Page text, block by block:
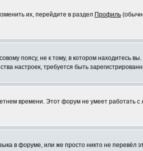
их, перейдите в раздел Профиль
поясу, не к тому, в котором находитесь
настроек, требуется быть
времени. Этот форум не умеет работать
в форуме, или же просто никто не